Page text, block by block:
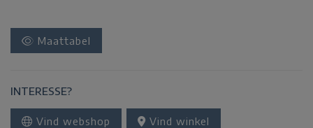
Maattabel
INTERESSE?
Vind webshop Vind winkel